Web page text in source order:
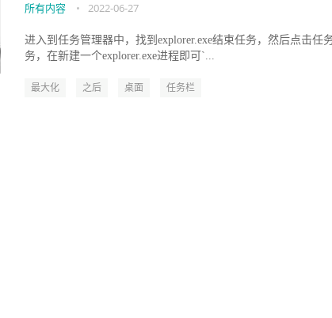
所有内容 • 2022-06-27
进入到任务管理器中，找到explorer.exe结束任务，然后点击任
务，在新建一个explorer.exe进程即可`...
最大化 之后 桌面 任务栏